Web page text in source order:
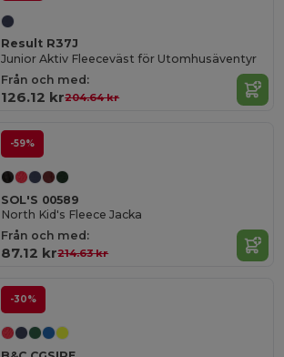
Result R37J
Junior Aktiv Fleeceväst för Utomhusäventyr
Från och med:
126.12 kr204.64 kr
-59%
SOL'S 00589
North Kid's Fleece Jacka
Från och med:
87.12 kr214.63 kr
-30%